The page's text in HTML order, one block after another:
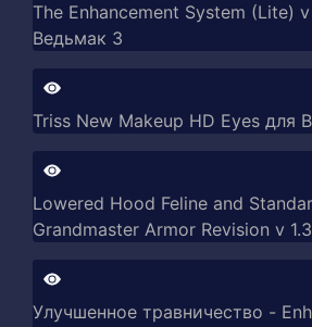
The Enhancement System (Lite)
Ведьмак 3
Triss New Makeup HD Eyes для
Lowered Hood Feline and
Grandmaster Armor Revision v
Улучшенное травничество -